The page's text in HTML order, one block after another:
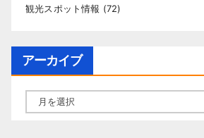
観光スポット情報 (72)
アーカイブ
ー